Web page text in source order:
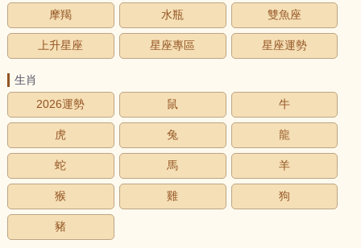
摩羯 水瓶 雙魚座
上升星座 星座專區 星座運勢
生肖
2026運勢
鼠 牛
虎 兔 龍
蛇 馬 羊
猴 雞 狗
豬